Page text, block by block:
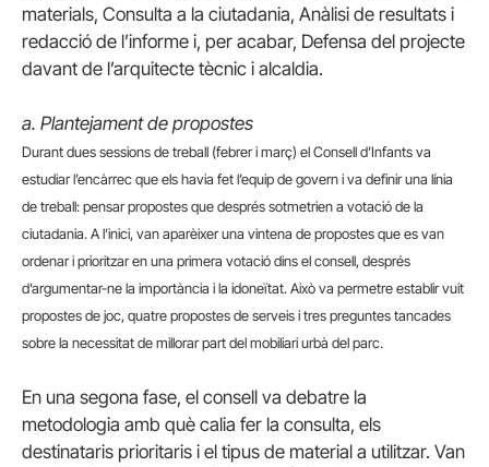
materials, Consulta a la ciutadania, Anàlisi de resultats i
redacció de l’informe i, per acabar, Defensa del projecte
davant de l’arquitecte tècnic i alcaldia.
a. Plantejament de propostes
Durant dues sessions de treball (febrer i març) el Consell d’Infants va
estudiar l’encàrrec que els havia fet l’equip de govern i va definir una línia
de treball: pensar propostes que després sotmetrien a votació de la
ciutadania. A l’inici, van aparèixer una vintena de propostes que es van
ordenar i prioritzar en una primera votació dins el consell, després
d’argumentar-ne la importància i la idoneïtat. Això va permetre establir vuit
propostes de joc, quatre propostes de serveis i tres preguntes tancades
sobre la necessitat de millorar part del mobiliari urbà del parc.
En una segona fase, el consell va debatre la
metodologia amb què calia fer la consulta, els
destinataris prioritaris i el tipus de material a utilitzar. Van